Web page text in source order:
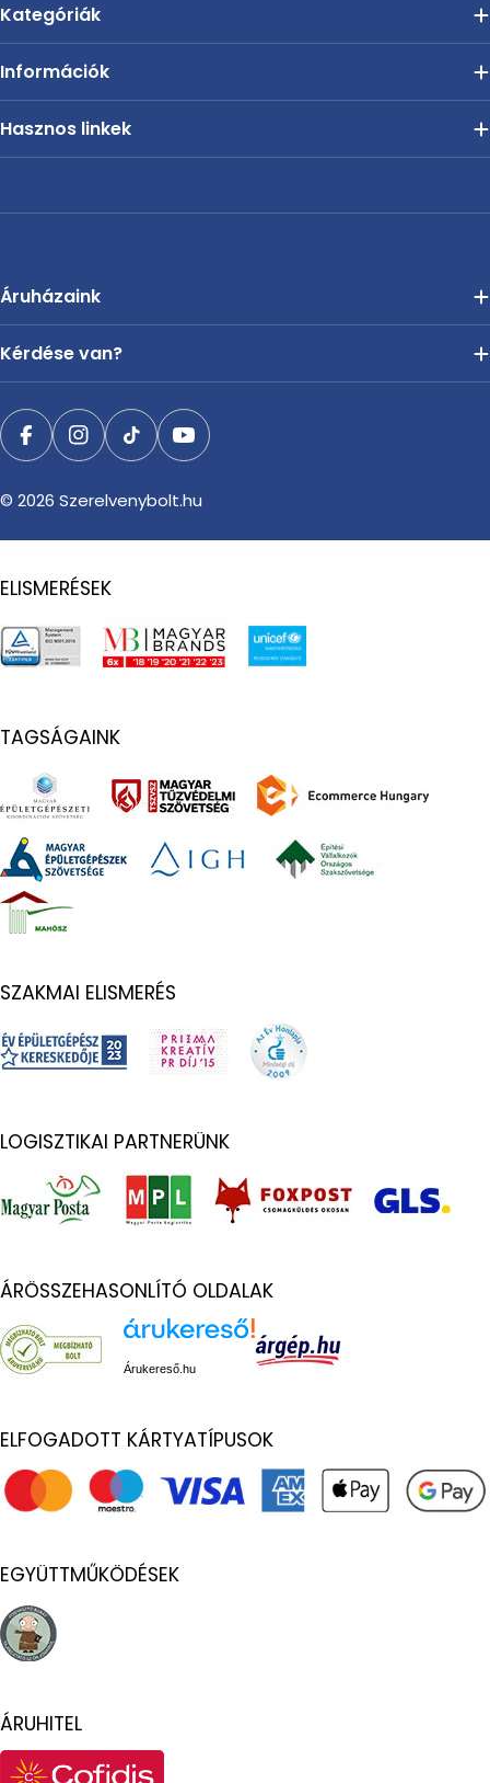
Kategóriák
Információk
Hasznos linkek
Áruházaink
Kérdése van?
FacebookInstagram
TikTokYouTube
© 2026 Szerelvenybolt.hu
ELISMERÉSEK
TAGSÁGAINK
SZAKMAI ELISMERÉS
LOGISZTIKAI PARTNERÜNK
ÁRÖSSZEHASONLÍTÓ OLDALAK
Árukereső.hu
ELFOGADOTT KÁRTYATÍPUSOK
EGYÜTTMŰKÖDÉSEK
ÁRUHITEL